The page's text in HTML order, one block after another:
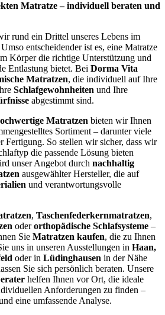
Matratze – individuell beraten und
rund ein Drittel unseres Lebens im
entscheidender ist es, eine Matratze
Körper die richtige Unterstützung und
Entlastung bietet. Bei Dorma Vita
Matratzen, die individuell auf Ihre
Schlafgewohnheiten und Ihre
abgestimmt sind.
Matratzen bieten wir Ihnen
Sortiment – darunter viele
Fertigung. So stellen wir sicher, dass wir
die passende Lösung bieten
unser Angebot durch nachhaltig
ausgewählter Hersteller, die auf
und verantwortungsvolle
, Taschenfederkernmatratzen,
oderorthopädische Schlafsysteme –
Sie Matratzen kaufen, die zu Ihnen
uns in unseren Ausstellungen in Haan,
oder in Lüdinghausen in der Nähe
Sie sich persönlich beraten. Unsere
helfen Ihnen vor Ort, die ideale
Anforderungen zu finden –
eine umfassende Analyse.